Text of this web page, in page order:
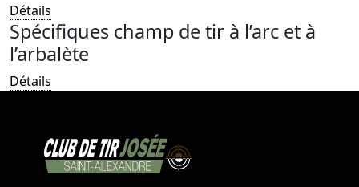
Détails
Spécifiques champ de tir à l’arc et à
l’arbalète
Détails